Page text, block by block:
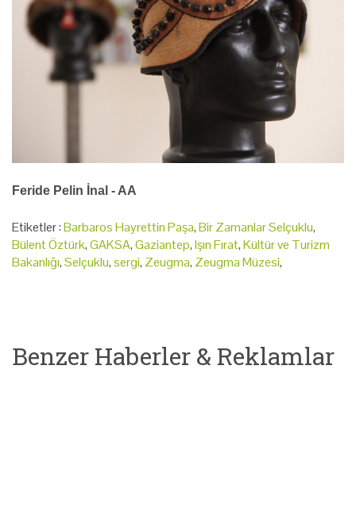
Feride Pelin İnal - AA
Etiketler :Barbaros Hayrettin Paşa,Bir Zamanlar Selçuklu,
Bülent Öztürk,GAKSA,Gaziantep,Işın Fırat,Kültür ve Turizm
Bakanlığı,Selçuklu,sergi, Zeugma, Zeugma Müzesi,
Benzer Haberler & Reklamlar